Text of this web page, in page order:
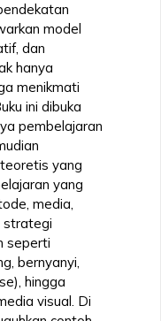
model
dan
hanya
menikmati
ini dibuka
pembelajaran
yang
yang
media,
strategi
seperti
bernyanyi,
hingga
visual. Di